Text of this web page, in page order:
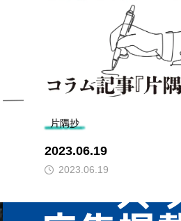
片隅抄
2023.06.19
2023.06.19